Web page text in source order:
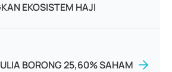
EKOSISTEM HAJI
BORONG 25,60% SAHAM